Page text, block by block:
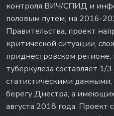
контроля ВИЧ/СПИД и
половым путем, на 2016-
Правительства, проект
критической ситуации,
приднестровском
туберкулеза составляет 1/
статистическими
берегу Днестра, а
августа 2018 года. Проект